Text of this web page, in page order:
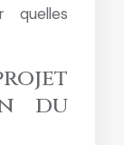
quelles
du